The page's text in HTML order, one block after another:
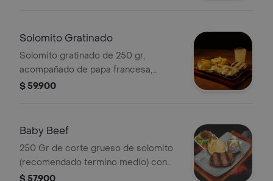
Solomito Gratinado
Solomito gratinado de 250 gr,
acompañado de papa francesa,
ensalada y arepa de queso.
$ 59.900
Baby Beef
250 Gr de corte grueso de solomito
(recomendado termino medio) con
papa americana, ensalada y arepa de